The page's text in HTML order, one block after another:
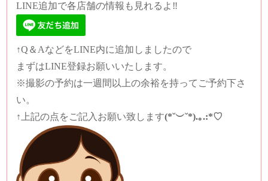
LINE追加で各店舗の情報も見れるよ‼️
↑Q＆AなどをLINE内に追加しましたので
まずはLINE登録お願いいたします。
※撮影の予約は一週間以上の余裕を持ってご予約下さ
い。
↑上記の点をご記入お願い致します(*˘︶˘*).｡.:*♡